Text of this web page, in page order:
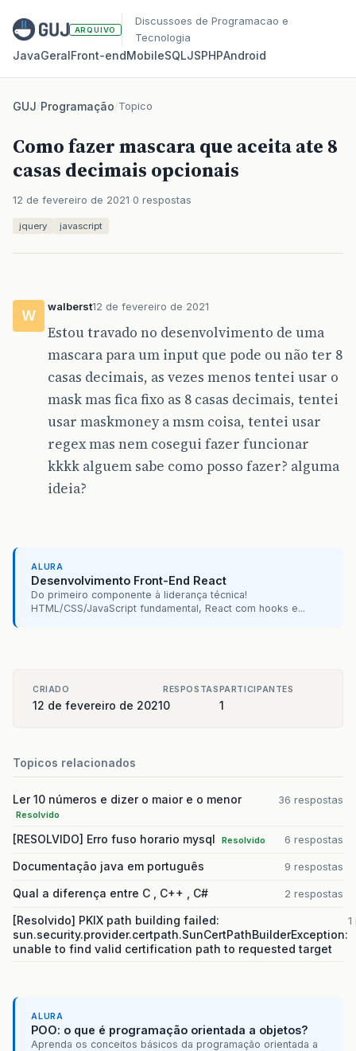
ARQUIVO
Discussoes de Programacao e
Tecnologia
JavaGeralFront‑endMobileSQLJSPHPAndroid
GUJ/Programação/Topico
Como fazer mascara que aceita ate 8
casas decimais opcionais
12 de fevereiro de 2021 0 respostas
jquery javascript
W
walberst12 de fevereiro de 2021
Estou travado no desenvolvimento de uma
mascara para um input que pode ou não ter 8
casas decimais, as vezes menos tentei usar o
mask mas fica fixo as 8 casas decimais, tentei
usar maskmoney a msm coisa, tentei usar
regex mas nem cosegui fazer funcionar
kkkk alguem sabe como posso fazer? alguma
ideia?
ALURA
Desenvolvimento Front-End React
Do primeiro componente à liderança técnica!
HTML/CSS/JavaScript fundamental, React com hooks e...
CRIADO
12 de fevereiro de 2021
RESPOSTAS
0
PARTICIPANTES
1
Topicos relacionados
Ler 10 números e dizer o maior e o menor
Resolvido
36 respostas
[RESOLVIDO] Erro fuso horario mysql Resolvido 6 respostas
Documentação java em português 9 respostas
Qual a diferença entre C , C++ , C# 2 respostas
[Resolvido] PKIX path building failed:
sun.security.provider.certpath.SunCertPathBuilderException:
unable to find valid certification path to requested target
ALURA
POO: o que é programação orientada a objetos?
Aprenda os conceitos básicos da programação orientada a